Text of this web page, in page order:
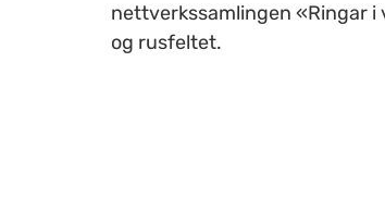
nettverkssamlingen «Ringar
og rusfeltet.